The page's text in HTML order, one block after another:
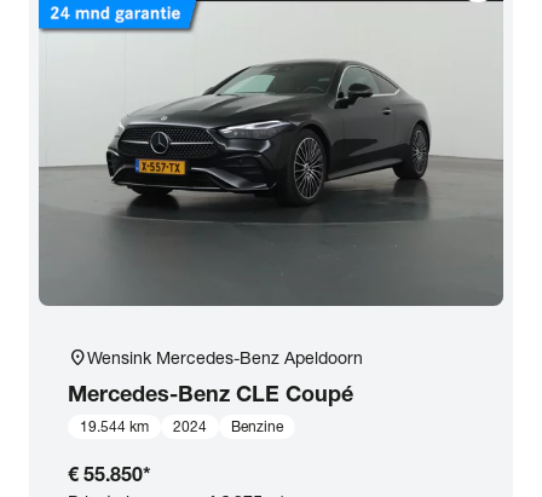
Carrosserie
Basiskleur
Aantal deuren
location_onWensink Mercedes-Benz Apeldoorn
Mercedes-Benz CLE Coupé
19.544 km 2024 Benzine
€ 55.850*